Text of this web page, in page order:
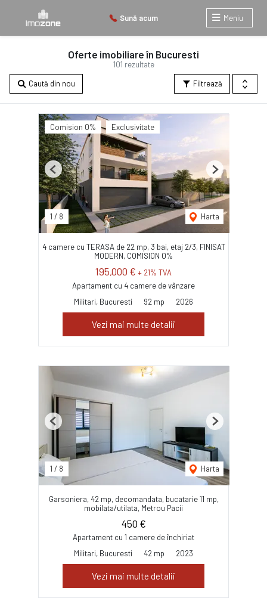
Sună acum Meniu
101 rezultate
Oferte imobiliare în Bucuresti
Filtrează
Caută din nou
Comision 0% Exclusivitate
1 / 8 Harta
Previous Next
4 camere cu TERASA de 22 mp, 3 bai, etaj 2/3, FINISAT
MODERN, COMISION 0%
195,000 € + 21% TVA
Apartament cu 4 camere de vânzare
Militari, Bucuresti
92 mp 2026
Vezi mai multe detalii
1 / 8 Harta
Previous Next
Garsoniera, 42 mp, decomandata, bucatarie 11 mp,
mobilata/utilata, Metrou Pacii
450 €
Apartament cu 1 camere de închiriat
Militari, Bucuresti
42 mp 2023
Vezi mai multe detalii